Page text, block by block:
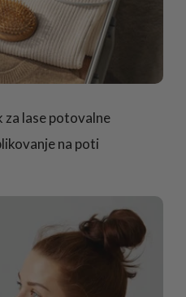
za lase potovalne
na poti